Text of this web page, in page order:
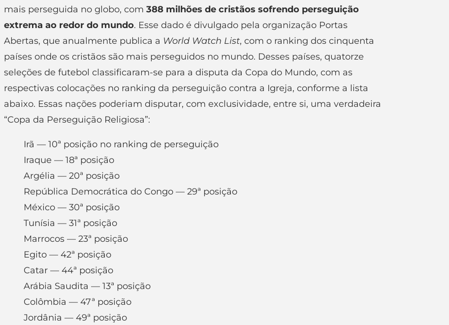
mais perseguida no globo, com 388 milhões de cristãos sofrendo perseguição
extrema ao redor do mundo. Esse dado é divulgado pela organização Portas
Abertas, que anualmente publica a World Watch List, com o ranking dos cinquenta
países onde os cristãos são mais perseguidos no mundo. Desses países, quatorze
seleções de futebol classificaram-se para a disputa da Copa do Mundo, com as
respectivas colocações no ranking da perseguição contra a Igreja, conforme a lista
abaixo. Essas nações poderiam disputar, com exclusividade, entre si, uma verdadeira
“Copa da Perseguição Religiosa”:
Irã — 10ª posição no ranking de perseguição
Iraque — 18ª posição
Argélia — 20ª posição
República Democrática do Congo — 29ª posição
México — 30ª posição
Tunísia — 31ª posição
Marrocos — 23ª posição
Egito — 42ª posição
Catar — 44ª posição
Arábia Saudita — 13ª posição
Colômbia — 47ª posição
Jordânia — 49ª posição